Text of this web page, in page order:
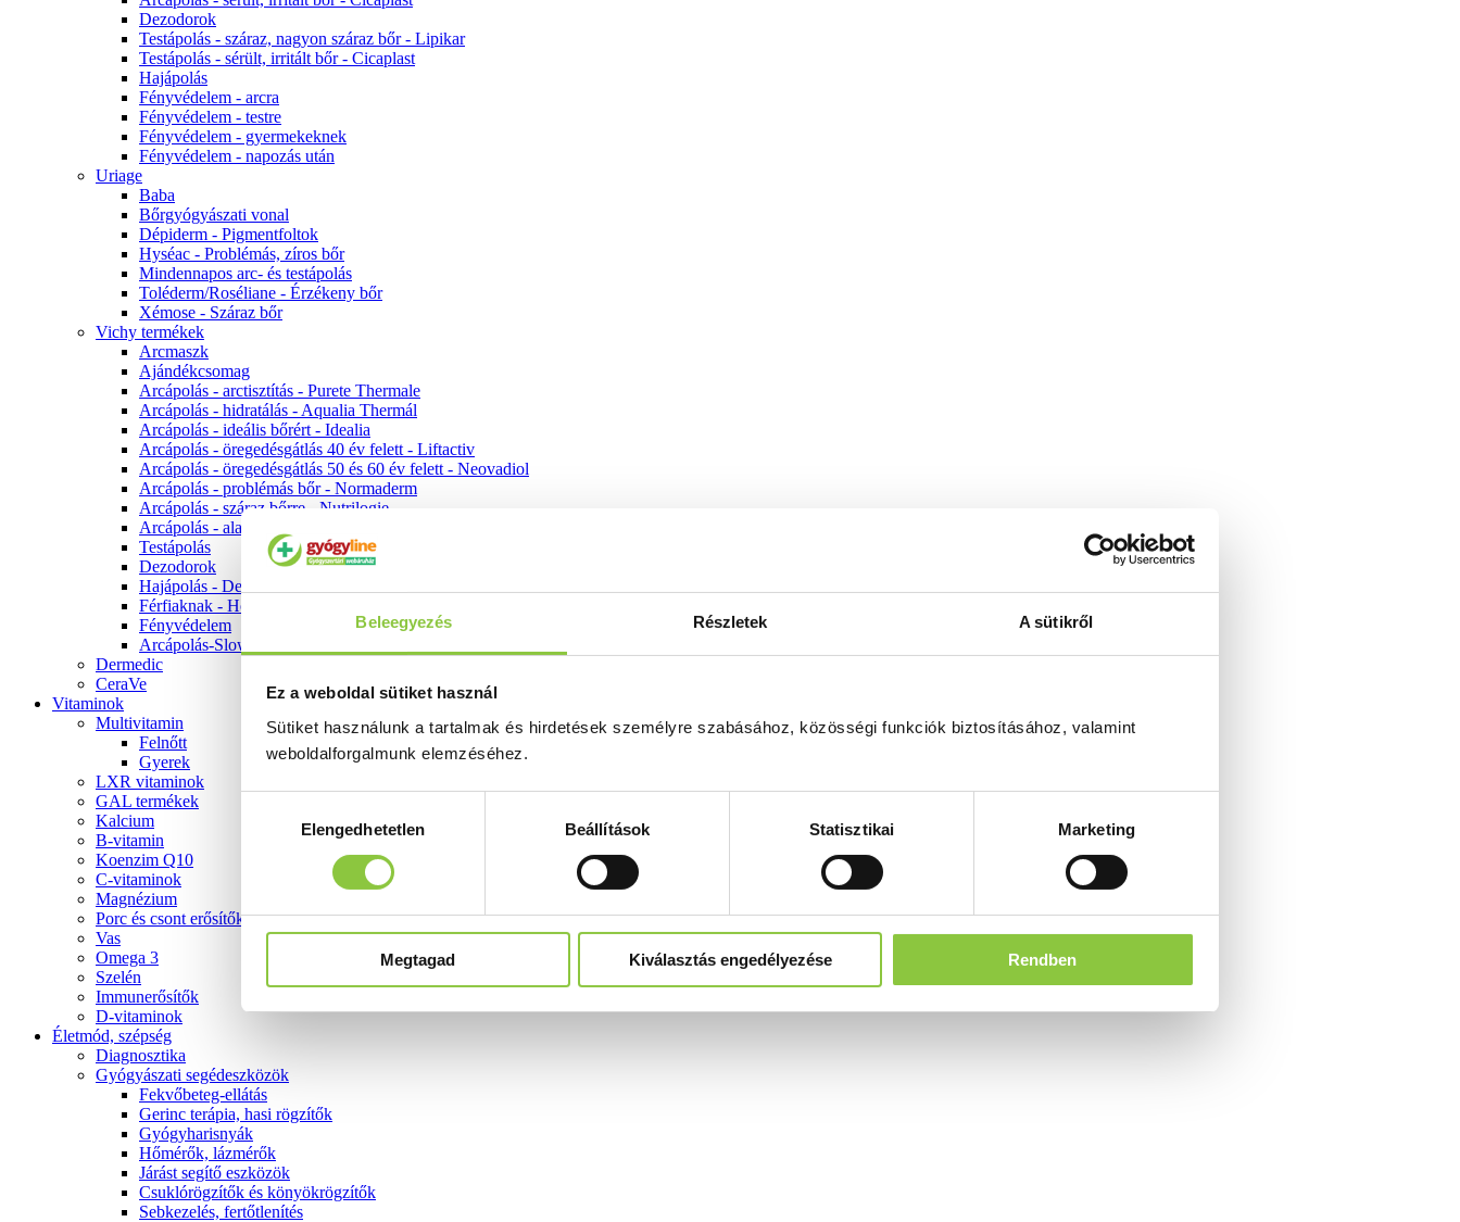
Beleegyezés Részletek A sütikről
Ez a weboldal sütiket használ
Sütiket használunk a tartalmak és hirdetések személyre szabásához, közösségi funkciók biztosításához, valamint
weboldalforgalmunk elemzéséhez.
kiválasztásaElengedhetetlen Beállítások Statisztikai Marketing
Megtagad Kiválasztás engedélyezése Rendben
Dezodorok
Testápolás - száraz, nagyon száraz bőr - Lipikar
Testápolás - sérült, irritált bőr - Cicaplast
Hajápolás
Fényvédelem - arcra
Fényvédelem - testre
Fényvédelem - gyermekeknek
Fényvédelem - napozás után
Uriage
Baba
Bőrgyógyászati vonal
Dépiderm - Pigmentfoltok
Hyséac - Problémás, zíros bőr
Mindennapos arc- és testápolás
Toléderm/Roséliane - Érzékeny bőr
Xémose - Száraz bőr
Vichy termékek
Arcmaszk
Ajándékcsomag
Arcápolás - arctisztítás - Purete Thermale
Arcápolás - hidratálás - Aqualia Thermál
Arcápolás - ideális bőrért - Idealia
Arcápolás - öregedésgátlás 40 év felett - Liftactiv
Arcápolás - öregedésgátlás 50 és 60 év felett - Neovadiol
Arcápolás - problémás bőr - Normaderm
Arcápolás - száraz bőrre - Nutrilogie
Arcápolás - alapozók
Testápolás
Dezodorok
Hajápolás - Dercos
Férfiaknak - Homme
Fényvédelem
Arcápolás-Slow Age
Dermedic
CeraVe
Vitaminok
Multivitamin
Felnőtt
Gyerek
LXR vitaminok
GAL termékek
Kalcium
B-vitamin
Koenzim Q10
C-vitaminok
Magnézium
Porc és csont erősítők
Vas
Omega 3
Szelén
Immunerősítők
D-vitaminok
Életmód, szépség
Diagnosztika
Gyógyászati segédeszközök
Fekvőbeteg-ellátás
Gerinc terápia, hasi rögzítők
Gyógyharisnyák
Hőmérők, lázmérők
Járást segítő eszközök
Csuklórögzítők és könyökrögzítők
Sebkezelés, fertőtlenítés